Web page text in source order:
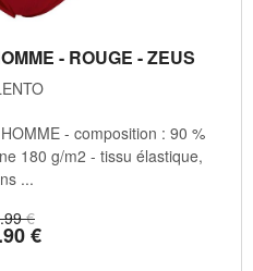
- ROUGE - ZEUS
.99 €
.90€
- composition : 90 %
180 g/m2 - tissu élastique,
...